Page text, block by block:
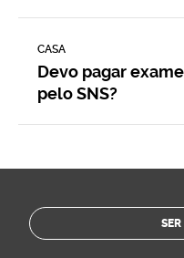
CASA
Devo pagar
pelo SNS?